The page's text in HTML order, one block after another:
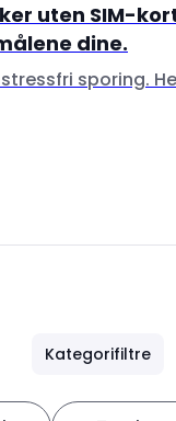
uten SIM-
dine.
sporing.
Kategorifiltre